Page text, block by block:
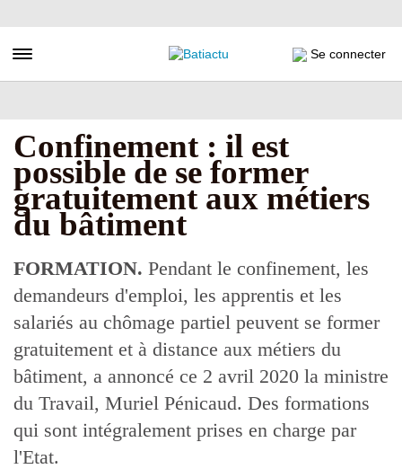
au
principal
Toggle navigation Se connecter
Confinement : il est
possible de se former
gratuitement aux métiers
du bâtiment
FORMATION. Pendant le confinement, les
demandeurs d'emploi, les apprentis et les
salariés au chômage partiel peuvent se former
gratuitement et à distance aux métiers du
bâtiment, a annoncé ce 2 avril 2020 la ministre
du Travail, Muriel Pénicaud. Des formations
qui sont intégralement prises en charge par
l'Etat.